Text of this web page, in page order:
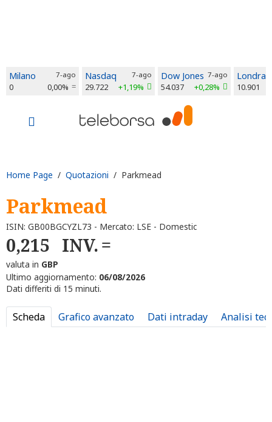
Milano 7-ago
0 0,00%
Nasdaq 7-ago
29.722 +1,19%
Dow Jones 7-ago
54.037 +0,28%
Londra
10.901
Home Page / Quotazioni / Parkmead
Parkmead
ISIN: GB00BGCYZL73 - Mercato: LSE - Domestic
0,215 INV.
valuta in GBP
Ultimo aggiornamento: 06/08/2026
Dati differiti di 15 minuti.
Scheda Grafico avanzato Dati intraday Analisi